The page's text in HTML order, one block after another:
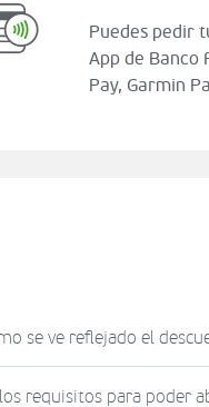
Puedes pedir
App de Banco
Pay, Garmin
se ve reflejado el
requisitos para poder